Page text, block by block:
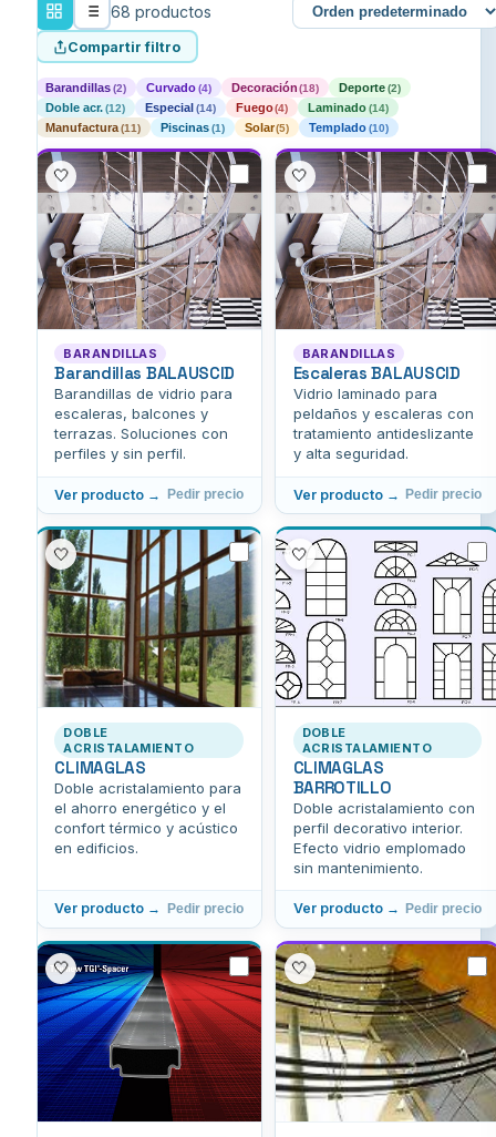
68 productos
Compartir filtro
Barandillas(2) Curvado(4) Decoración (18) Deporte(2)
Doble acr.(12) Especial(14) Fuego(4) Laminado(14)
Manufactura(11) Piscinas(1) Solar(5) Templado(10)
BARANDILLAS
Barandillas BALAUSCID
Barandillas de vidrio para
escaleras, balcones y
terrazas. Soluciones con
perfiles y sin perfil.
Ver producto → Pedir precio
🤍
BARANDILLAS
Escaleras BALAUSCID
Vidrio laminado para
peldaños y escaleras con
tratamiento antideslizante
y alta seguridad.
Ver producto → Pedir precio
🤍
DOBLE
ACRISTALAMIENTO
CLIMAGLAS
Doble acristalamiento para
el ahorro energético y el
confort térmico y acústico
en edificios.
Ver producto → Pedir precio
🤍
DOBLE
ACRISTALAMIENTO
CLIMAGLAS
BARROTILLO
Doble acristalamiento con
perfil decorativo interior.
Efecto vidrio emplomado
sin mantenimiento.
Ver producto → Pedir precio
🤍
🤍 🤍